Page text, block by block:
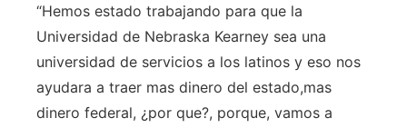
“Hemos estado trabajando para que la
Universidad de Nebraska Kearney sea una
universidad de servicios a los latinos y eso nos
ayudara a traer mas dinero del estado,mas
dinero federal, ¿por que?, porque, vamos a